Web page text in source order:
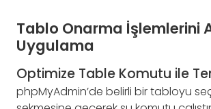
Tablo Onarma İşlemlerini
Uygulama
Optimize Table Komutu ile
phpMyAdmin’de belirli bir tabloyu